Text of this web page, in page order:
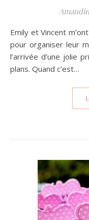
Emily et Vincent m’ont contacté une première fois en 2020
pour organiser leur
l’arrivée d’une jolie
plans. Quand c’est…